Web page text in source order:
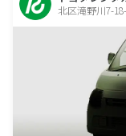
北区滝野川7-